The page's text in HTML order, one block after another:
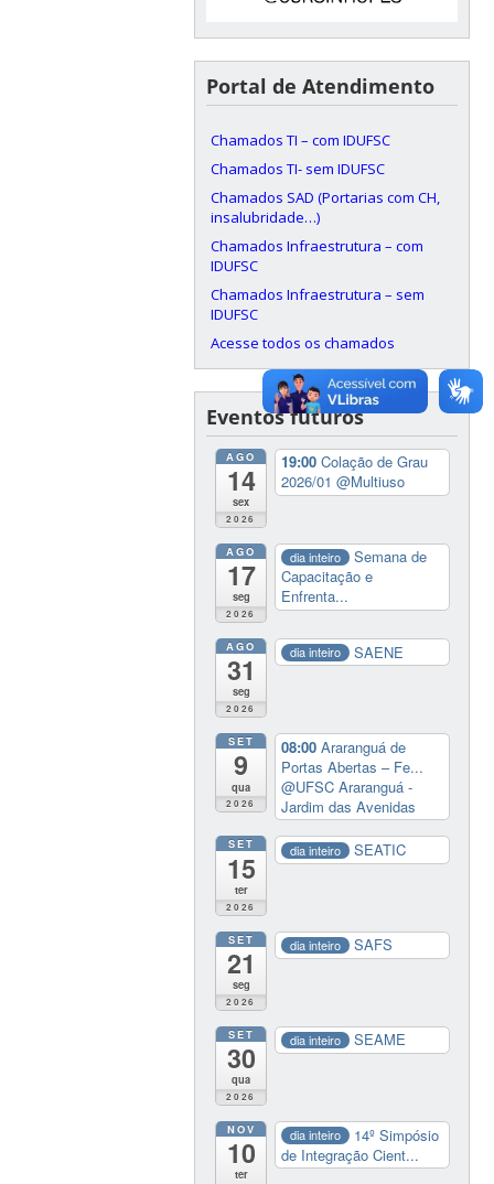
Portal de Atendimento
Chamados TI – com IDUFSC
Chamados TI- sem IDUFSC
Chamados SAD (Portarias com CH,
insalubridade…)
Chamados Infraestrutura – com
IDUFSC
Chamados Infraestrutura – sem
IDUFSC
Acesse todos os chamados
Eventos futuros
AGO
14
sex
2026
19:00Colação de Grau
2026/01@Multiuso
AGO
17
seg
2026
dia inteiro
Semana de
Capacitação e
Enfrenta...
AGO
31
seg
2026
dia inteiro SAENE
SET
9
qua
2026
08:00Araranguá de
Portas Abertas – Fe...
@UFSC Araranguá -
Jardim das Avenidas
SET
15
ter
2026
dia inteiro SEATIC
SET
21
seg
2026
dia inteiro SAFS
SET
30
qua
2026
dia inteiro SEAME
NOV
10
ter
dia inteiro
14º Simpósio
de Integração Cient...